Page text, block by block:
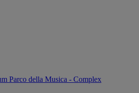
Parco della Musica - Complex